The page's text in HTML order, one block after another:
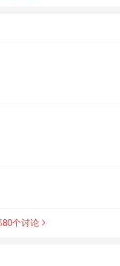
80个讨论